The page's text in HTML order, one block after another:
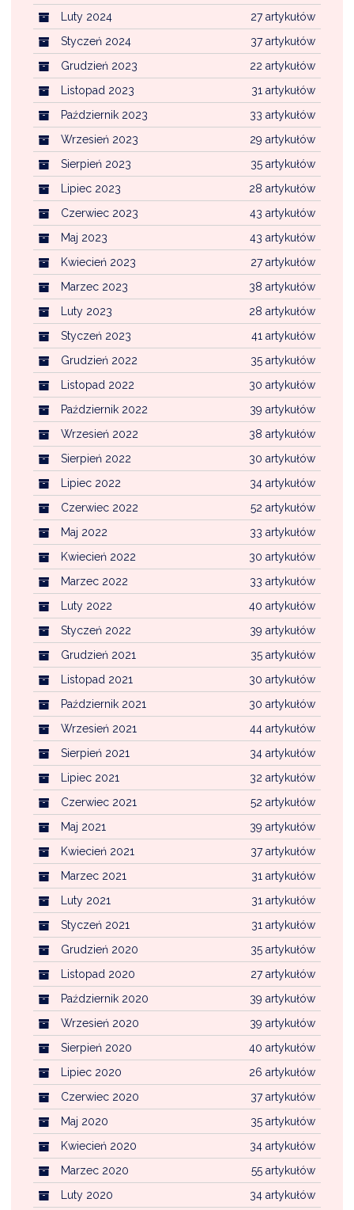
27 artykułów
Luty 2024
37 artykułów
Styczeń 2024
22 artykułów
Grudzień 2023
31 artykułów
Listopad 2023
33 artykułów
Październik 2023
29 artykułów
Wrzesień 2023
35 artykułów
Sierpień 2023
28 artykułów
Lipiec 2023
43 artykułów
Czerwiec 2023
43 artykułów
Maj 2023
27 artykułów
Kwiecień 2023
38 artykułów
Marzec 2023
28 artykułów
Luty 2023
41 artykułów
Styczeń 2023
35 artykułów
Grudzień 2022
30 artykułów
Listopad 2022
39 artykułów
Październik 2022
38 artykułów
Wrzesień 2022
30 artykułów
Sierpień 2022
34 artykułów
Lipiec 2022
52 artykułów
Czerwiec 2022
33 artykułów
Maj 2022
30 artykułów
Kwiecień 2022
33 artykułów
Marzec 2022
40 artykułów
Luty 2022
39 artykułów
Styczeń 2022
35 artykułów
Grudzień 2021
30 artykułów
Listopad 2021
30 artykułów
Październik 2021
44 artykułów
Wrzesień 2021
34 artykułów
Sierpień 2021
32 artykułów
Lipiec 2021
52 artykułów
Czerwiec 2021
39 artykułów
Maj 2021
37 artykułów
Kwiecień 2021
31 artykułów
Marzec 2021
31 artykułów
Luty 2021
31 artykułów
Styczeń 2021
35 artykułów
Grudzień 2020
27 artykułów
Listopad 2020
39 artykułów
Październik 2020
39 artykułów
Wrzesień 2020
40 artykułów
Sierpień 2020
26 artykułów
Lipiec 2020
37 artykułów
Czerwiec 2020
35 artykułów
Maj 2020
34 artykułów
Kwiecień 2020
55 artykułów
Marzec 2020
34 artykułów
Luty 2020